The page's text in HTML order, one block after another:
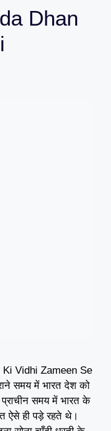
Dhan
Vidhi Zameen Se
समय में भारत देश को
प्राचीन समय में भारत के
ऐसे ही पड़े रहते थे।